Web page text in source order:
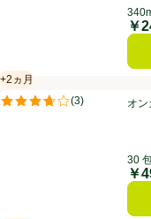
価格
￥
オンガネ コーン茶 30包入
+2ヵ月
賞味・消費期限保証：2
(3)
評価は3件のレビューで5オン
30
価格
￥